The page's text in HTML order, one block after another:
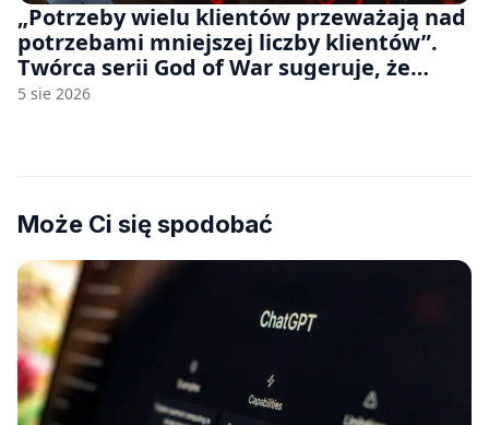
„Potrzeby wielu klientów przeważają nad
potrzebami mniejszej liczby klientów”.
Twórca serii God of War sugeruje, że
rozumie, dlaczego Sony rezygnuje z gier
5 sie 2026
Może Ci się spodobać